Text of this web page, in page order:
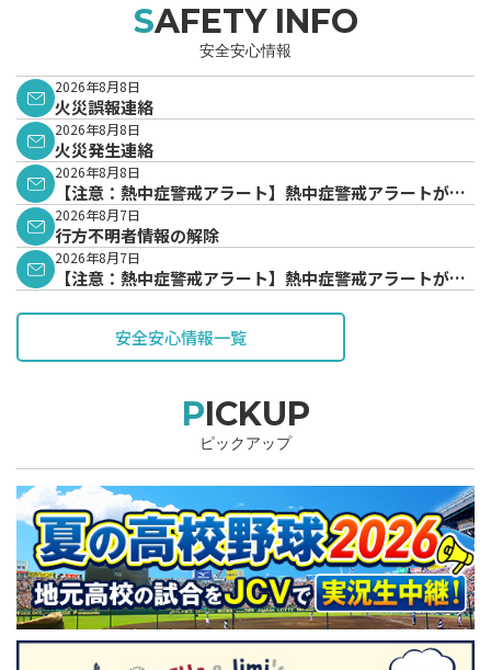
SAFETY INFO
安全安心情報
2026年8月8日
火災誤報連絡
2026年8月8日
火災発生連絡
2026年8月8日
【注意：熱中症警戒アラート】熱中症警戒アラートが発
表されています。
2026年8月7日
行方不明者情報の解除
2026年8月7日
【注意：熱中症警戒アラート】熱中症警戒アラートが発
安全安心情報一覧
PICKUP
ピックアップ